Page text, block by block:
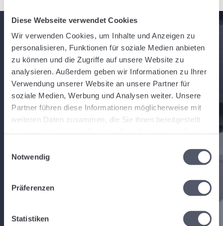
Diese Webseite verwendet Cookies
Wir verwenden Cookies, um Inhalte und Anzeigen zu
personalisieren, Funktionen für soziale Medien anbieten
zu können und die Zugriffe auf unsere Website zu
analysieren. Außerdem geben wir Informationen zu Ihrer
Verwendung unserer Website an unsere Partner für
soziale Medien, Werbung und Analysen weiter. Unsere
Partner führen diese Informationen möglicherweise mit
weiteren Daten zusammen, die Sie ihnen bereitgestellt
Notwendig
Präferenzen
Statistiken
Greitai susipažinkite su
pagrindinėmis aplikacijos
funkcijomis
Viskas viename sprendimas: viena aplikacija
vairuotojams, subrangovams ir sandėlio darbuotojams.
Paprasta naudoti, su aukštu naudojimo patogumu.
sinchronizuojami prisijungus.
optimizuotas keliones